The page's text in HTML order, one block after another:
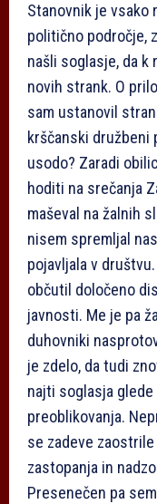
Stanovnik je vsako
politično področje,
našli soglasje, da k
novih strank. O
sam ustanovil
krščanski družbeni
usodo? Zaradi
hoditi na srečanja
maševal na žalnih
nisem spremljal
pojavljala v
občutil določeno
javnosti. Me je pa
duhovniki
je zdelo, da tudi
najti soglasja
preoblikovanja.
se zadeve
zastopanja in
Presenečen pa